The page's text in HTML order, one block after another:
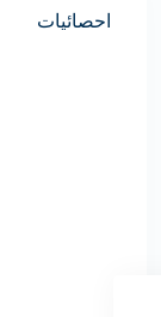
احصائيات